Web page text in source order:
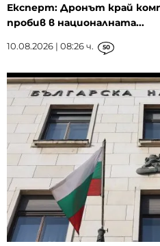
Експерт: Дронът край
пробив в националната...
10.08.2026 | 08:26 ч. 50